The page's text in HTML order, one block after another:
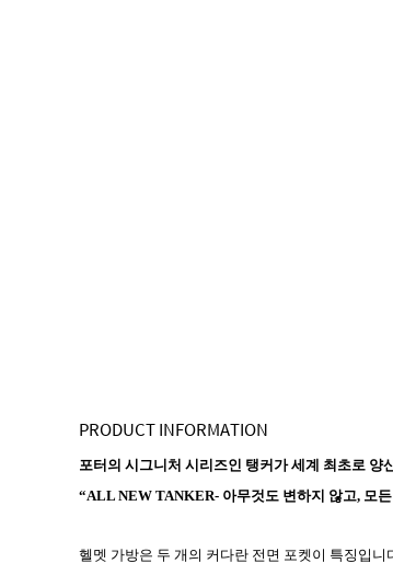
PRODUCT INFORMATION
포터의 시그니처 시리즈인 탱커가 세계 최초로
“ALL NEW TANKER- 아무것도 변하지 않고, 모
헬멧 가방은 두 개의 커다란 전면 포켓이 특징입니